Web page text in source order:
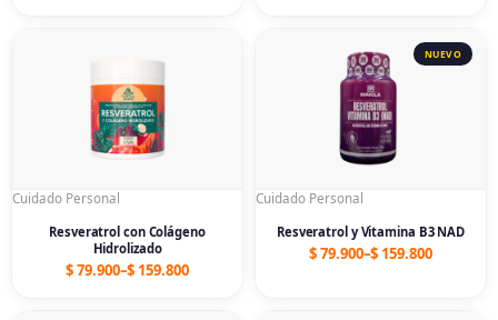
Cuidado Personal
Resveratrol con Colágeno
Hidrolizado
$79.900–$ 159.800
through
$ 159.800
Cuidado Personal
Resveratrol y Vitamina B3 NAD
$79.900–$ 159.800
range:
$ 79.900
through
$ 159.800